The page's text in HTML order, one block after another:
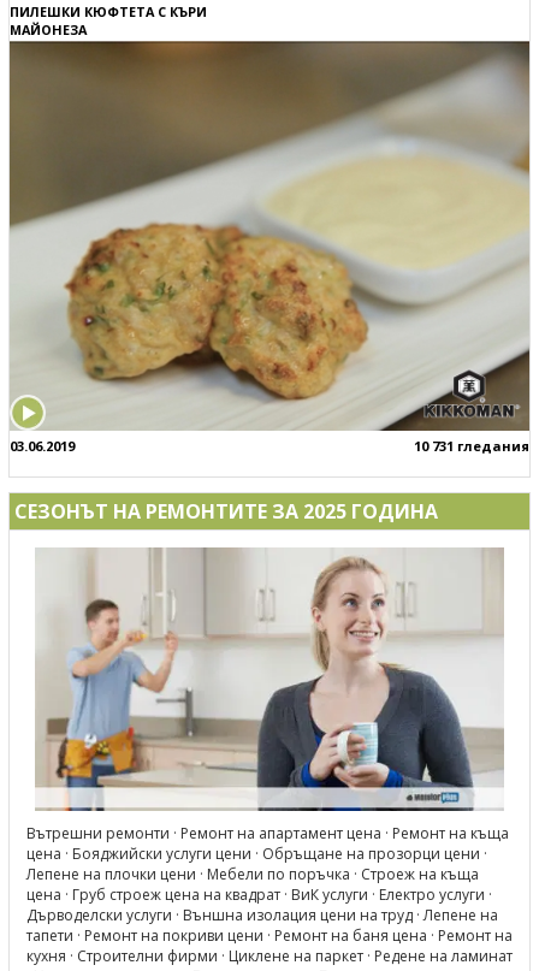
ПИЛЕШКИ КЮФТЕТА С КЪРИ
МАЙОНЕЗА
03.06.2019 10 731 гледания
СЕЗОНЪТ НА РЕМОНТИТЕ ЗА 2025 ГОДИНА
Вътрешни ремонти · Ремонт на апартамент цена · Ремонт на къща
цена · Бояджийски услуги цени · Обръщане на прозорци цени ·
Лепене на плочки цени · Мебели по поръчка · Строеж на къща
цена · Груб строеж цена на квадрат · ВиК услуги · Електро услуги ·
Дърводелски услуги · Външна изолация цени на труд ·Лепене на
тапети · Ремонт на покриви цени · Ремонт на баня цена · Ремонт на
кухня · Строителни фирми · Циклене на паркет · Редене на ламинат